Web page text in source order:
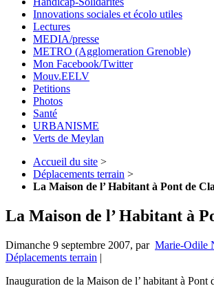
Innovations sociales et écolo utiles
Lectures
MEDIA/presse
METRO (Agglomeration Grenoble)
Mon Facebook/Twitter
Mouv.EELV
Petitions
Photos
Santé
URBANISME
Verts de Meylan
Accueil du site >
Déplacements terrain >
La Maison de l’ Habitant à Pont de
La Maison de l’ Habitant à
Dimanche 9 septembre 2007, par Marie-Odile
Déplacements terrain |
Inauguration de la Maison de l’ habitant à Pont